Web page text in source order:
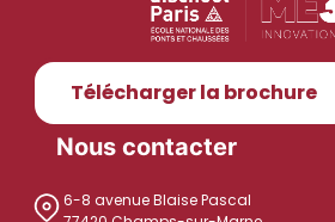
Télécharger la brochure
Nous contacter
6-8 avenue Blaise Pascal